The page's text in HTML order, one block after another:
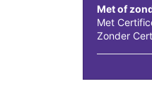
Met of
Met
Zonder